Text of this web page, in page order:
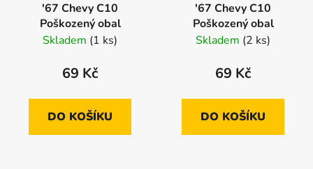
'67 Chevy C10
Poškozený obal
Skladem (1 ks)
69 Kč
DO KOŠÍKU
'67 Chevy C10
Poškozený obal
Skladem (2 ks)
69 Kč
DO KOŠÍKU